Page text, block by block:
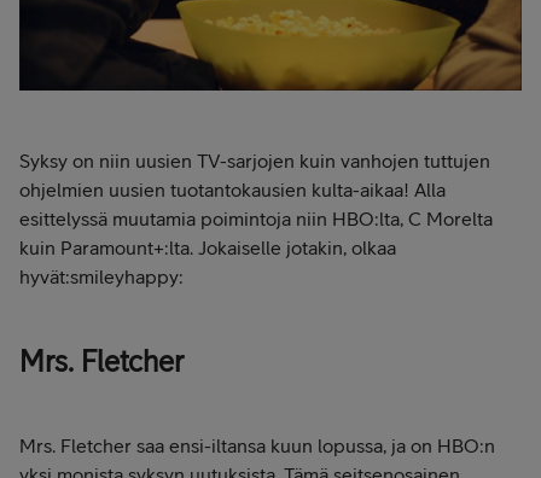
Syksy on niin uusien TV-sarjojen kuin vanhojen tuttujen
ohjelmien uusien tuotantokausien kulta-aikaa! Alla
esittelyssä muutamia poimintoja niin HBO:lta, C Morelta
kuin Paramount+:lta. Jokaiselle jotakin, olkaa
hyvät:smileyhappy:
Mrs. Fletcher
Mrs. Fletcher saa ensi-iltansa kuun lopussa, ja on HBO:n